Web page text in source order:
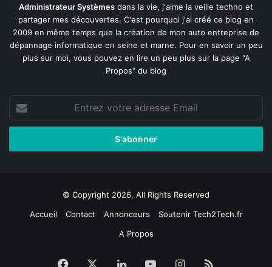
Administrateur Systèmes dans la vie, j'aime la veille techno et
partager mes découvertes. C'est pourquoi j'ai créé ce blog en
2009 en même temps que la création de mon auto entreprise de
dépannage informatique en seine et marne. Pour en savoir un peu
plus sur moi, vous pouvez en lire un peu plus sur la page "A
Propos" du blog
Entrez
votre
adresse
© Copyright 2026, All Rights Reserved
Accueil
Contact Annonceurs
Soutenir Tech2Tech.fr
A Propos
Facebook LinkedinYouTubeInstagram